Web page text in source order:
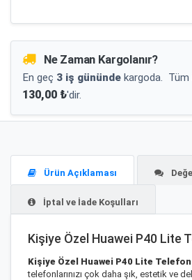
Ne Zaman Kargolanır?
En geç 3 iş gününde kargoda. Tüm
130,00 ₺'dir.
Ürün Açıklaması
İptal ve İade Koşulları
Kişiye Özel Huawei P40 Lite
Kişiye Özel Huawei P40 Lite Telefon
telefonlarınızı çok daha şık, estetik ve